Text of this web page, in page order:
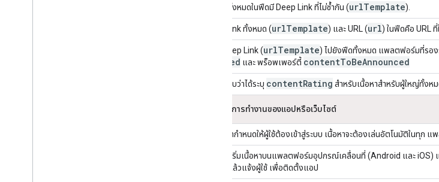
เอนทิตีทั้งหมดในฟีดมี Deep Link ที่ไม่ซ้ำกัน (urlTemplate).
Deep Link ทั้งหมด (urlTemplate) และ URL (url) ในฟีดคือ URL ที่
ฟีดมี Deep Link (urlTemplate) ไปยังฟีดทั้งหมด แพลตฟอร์มที่รอง
Offered และ พร็อพเพอร์ตี้ contentToBeAnnounced
ตรวจสอบว่าได้ระบุ contentRating สำหรับเนื้อหาสำหรับผู้ใหญ่ทั้งห
ลักษณะการทำงานของแอปหรือเว็บไซต์
ถ้าเนื้อหากำหนดให้ผู้ใช้ต้องเข้าสู่ระบบ เนื้อหาจะต้องเล่นอัตโนมัติในทุก
หากผู้ใช้เริ่มเนื้อหาบนแพลตฟอร์มอุปกรณ์เคลื่อนที่ (Android และ
Store แล้วแจ้งผู้ใช้ เพื่อติดตั้งแอป